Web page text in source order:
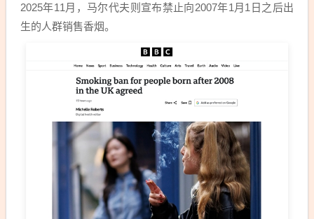
2025年11月，马尔代夫则宣布禁止向2007年1月1日之后出
生的人群销售香烟。